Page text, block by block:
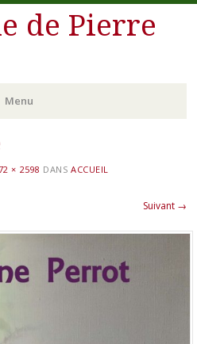
de Pierre
Menu
× 2598 DANSACCUEIL
Suivant →